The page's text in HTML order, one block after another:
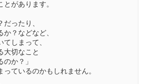
があります。
ったり、
？などなど、
しまって、
大切なこと
のか？」
ているのかもしれません。